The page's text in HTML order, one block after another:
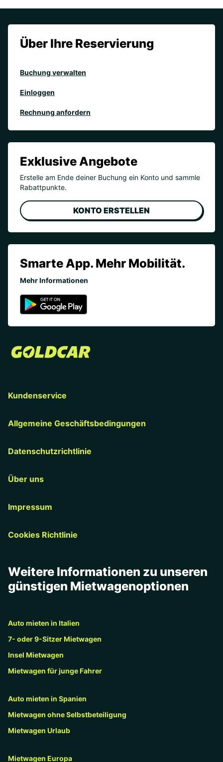
Über Ihre Reservierung
Buchung verwalten
Einloggen
Rechnung anfordern
Exklusive Angebote
Erstelle am Ende deiner Buchung ein Konto und sammle
Rabattpunkte.
KONTO ERSTELLEN
Smarte App. Mehr Mobilität.
Mehr Informationen
Kundenservice
Allgemeine Geschäftsbedingungen
Datenschutzrichtlinie
Über uns
Impressum
Cookies Richtlinie
Weitere Informationen zu unseren
günstigen Mietwagenoptionen
Auto mieten in Italien
7- oder 9-Sitzer Mietwagen
Insel Mietwagen
Mietwagen für junge Fahrer
Auto mieten in Spanien
Mietwagen ohne Selbstbeteiligung
Mietwagen Urlaub
Mietwagen Europa